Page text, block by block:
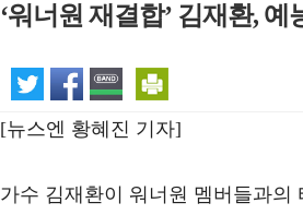
‘워너원 재결합’ 김재환,
[뉴스엔 황혜진 기자]
가수 김재환이 워너원 멤버들과